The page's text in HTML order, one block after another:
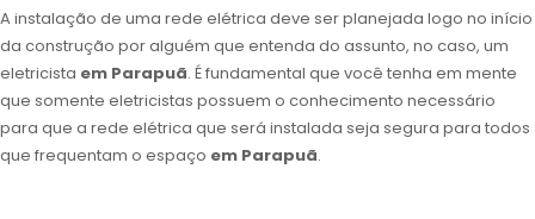
A instalação de uma rede elétrica deve ser planejada logo no início
da construção por alguém que entenda do assunto, no caso, um
eletricista em Parapuã. É fundamental que você tenha em mente
que somente eletricistas possuem o conhecimento necessário
para que a rede elétrica que será instalada seja segura para todos
que frequentam o espaço em Parapuã.